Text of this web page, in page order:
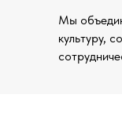
Мы
культуру,